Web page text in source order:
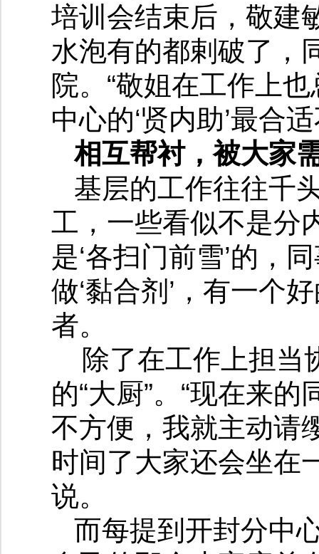
培训会结束后，敬建
水泡有的都剌破了，
院。“敬姐在工作上
中心的‘贤内助’最合
相互帮衬，被大家
基层的工作往往千
工，一些看似不是分
是‘各扫门前雪’的，
做‘黏合剂’，有一个
者。
除了在工作上担当
的“大厨”。“现在来
不方便，我就主动请
时间了大家还会坐在
说。
而每提到开封分中